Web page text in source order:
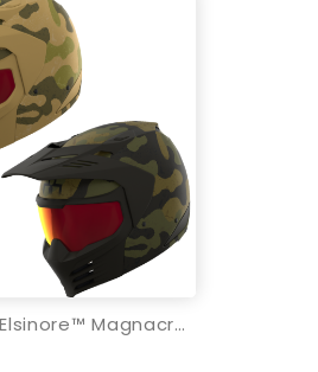
Casco Icon Elsinore™ Magnacross